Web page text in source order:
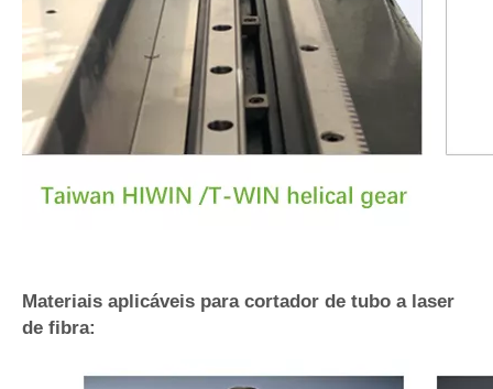
Materiais aplicáveis ​​para cortador de tubo a laser
de fibra: